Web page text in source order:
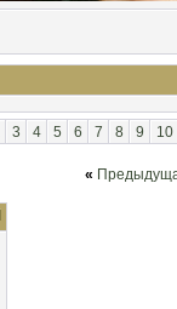
3 4 5 6 7 8 9 10
«